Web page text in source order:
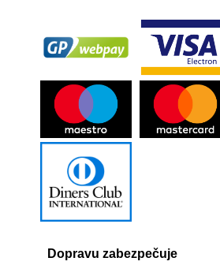
Dopravu zabezpečuje